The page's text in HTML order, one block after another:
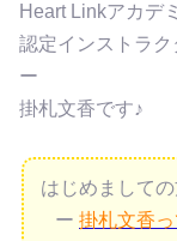
Heart Linkアカデ
認定インストラ
ー
掛札文香です♪
はじめまして
ー 掛札文香っ